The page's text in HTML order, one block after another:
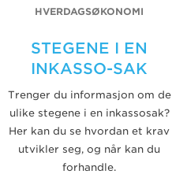
HVERDAGSØKONOMI
STEGENE I EN
INKASSO-SAK
Trenger du informasjon om de
ulike stegene i en inkassosak?
Her kan du se hvordan et krav
utvikler seg, og når kan du
forhandle.